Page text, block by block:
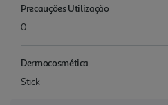
Precauções Utilização
0
Dermocosmética
Stick